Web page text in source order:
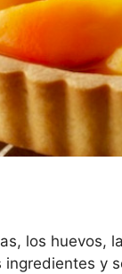
los huevos,
y